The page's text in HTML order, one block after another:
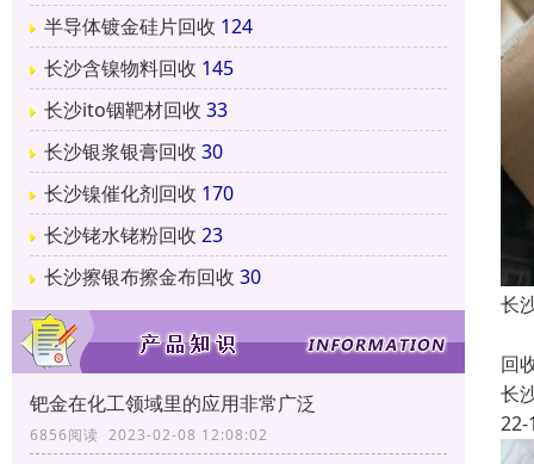
半导体镀金硅片回收 124
长沙含镍物料回收 145
长沙ito铟靶材回收 33
长沙银浆银膏回收 30
长沙镍催化剂回收 170
长沙铑水铑粉回收 23
长沙擦银布擦金布回收 30
钯金在化工领域里的应用非常广泛
6856阅读 2023-02-08 12:08:02
长
回
长
22-